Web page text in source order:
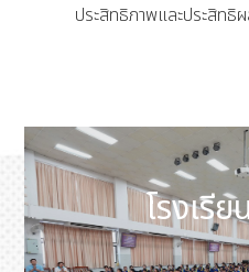
ประสิทธิภาพและประสิท
โรงเรี